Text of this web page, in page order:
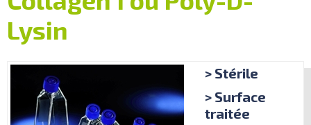
Lysin
> Stérile
> Surface
traitée